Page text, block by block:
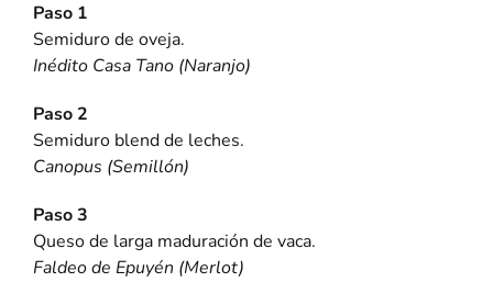
Paso 1
Semiduro de oveja.
Inédito Casa Tano (Naranjo)
Paso 2
Semiduro blend de leches.
Canopus (Semillón)
Paso 3
Queso de larga maduración de vaca.
Faldeo de Epuyén (Merlot)